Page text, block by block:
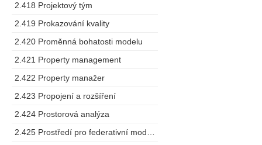
2.418 Projektový tým
2.419 Prokazování kvality
2.420 Proměnná bohatosti modelu
2.421 Property management
2.422 Property manažer
2.423 Propojení a rozšíření
2.424 Prostorová analýza